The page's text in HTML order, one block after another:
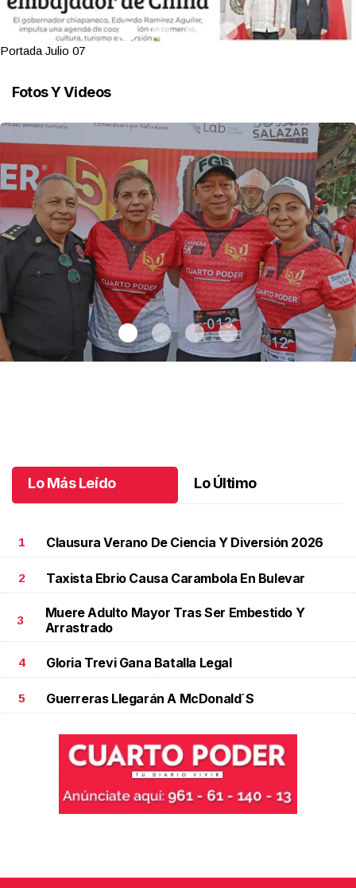
Portada Julio 07
Fotos Y Videos
Julio 07 lLo Más Leído Lo Último
1 Clausura Verano De Ciencia Y Diversión 2026
2 Taxista Ebrio Causa Carambola En Bulevar
3
Muere Adulto Mayor Tras Ser Embestido Y
Arrastrado
4 Gloria Trevi Gana Batalla Legal
5 Guerreras Llegarán A McDonald´s